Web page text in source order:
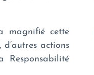
magnifié cette
actions